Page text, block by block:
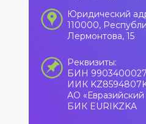
Юридический
110000,
Лермонтова, 15
Реквизиты:
БИН
ИИК
АО «Евразийский
БИК EURIKZKA